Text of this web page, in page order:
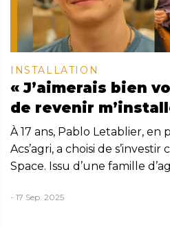
INSTALLATION
« J’aimerais bien
de revenir
À 17 ans, Pablo Letablier, en
Acs’agri, a choisi de
Space. Issu d’une famille
- 17 Sep. 2025